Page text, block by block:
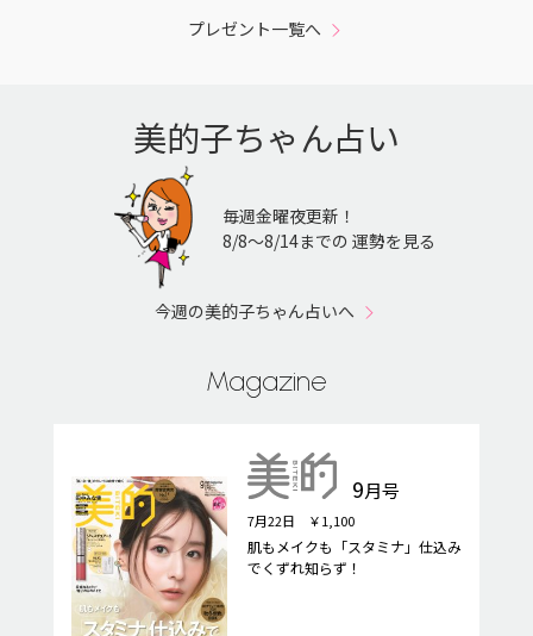
プレゼント一覧へ
美的子ちゃん占い
毎週金曜夜更新！
8/8〜8/14までの 運勢を見る
今週の美的子ちゃん占いへ
Magazine
9月号
7月22日 ￥1,100
肌もメイクも「スタミナ」仕込み
でくずれ知らず！